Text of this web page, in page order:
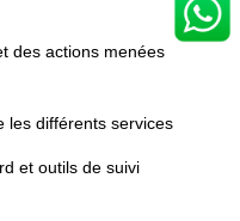
des actions menées
les différents services
et outils de suivi